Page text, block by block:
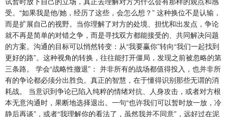
受。“如果我是他/她，经历了这些，会怎么想？” 这种换位不是认输，
而是扩展自己的视野。当你理解了对方的处境、担忧和出发点，争论
就不再是简单的对错之争，而是寻找双方都能接受的、共同解决问题
的方案。沟通的目标可以悄然转变：从“我要赢你”转向“我们一起找到
更好的路”。这种视角的转换，往往能打开僵局，发现之前被忽略的第
三条路。 学会“战略性撤退”： 并非所有的战场都值得投入，也并非所
有的争论都必须分出胜负。真正的智慧，在于懂得识别那些无谓的消
耗战。 当意识到争论已陷入纯粹的情绪对抗、人身攻击，或者对方根
本无意沟通时，果断地选择退出。一句“也许我们可以暂时放一放，冷
静后再谈”，或者“我理解你的看法了，虽然我并不同意”，远好过在泥